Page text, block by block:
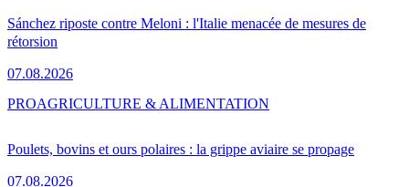
Sánchez riposte contre Meloni : l'Italie menacée de mesures de
rétorsion
07.08.2026
Poulets, bovins et ours polaires : la grippe aviaire se propage
07.08.2026
PROAGRICULTURE & ALIMENTATION